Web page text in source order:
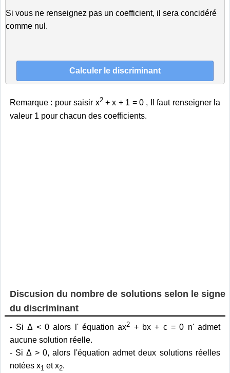
Si vous ne renseignez pas un coefficient, il sera concidéré
comme nul.
Remarque : pour saisir x2+ x + 1 = 0 , Il faut renseigner la
valeur 1 pour chacun des coefficients.
Discusion du nombre de solutions selon le signe
du discriminant
- Si Δ < 0 alors l' équation ax2 + bx + c = 0 n' admet
aucune solution réelle.
- Si Δ > 0, alors l'équation admet deux solutions réelles
notées x1 et x2.